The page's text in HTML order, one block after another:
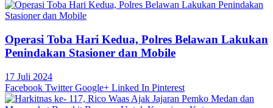
Operasi Toba Hari Kedua, Polres Belawan Lakukan
Penindakan Stasioner dan Mobile
17 Juli 2024
Facebook Twitter Google+ Linked In Pinterest